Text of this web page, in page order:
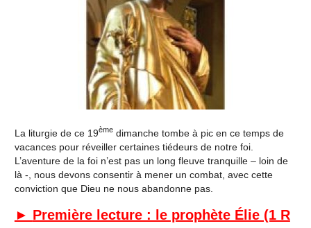
La liturgie de ce 19èmedimanche tombe à pic en ce temps de
vacances pour réveiller certaines tiédeurs de notre foi.
L’aventure de la foi n’est pas un long fleuve tranquille – loin de
là -, nous devons consentir à mener un combat, avec cette
conviction que Dieu ne nous abandonne pas.
► Première lecture : le prophète Élie (1 R